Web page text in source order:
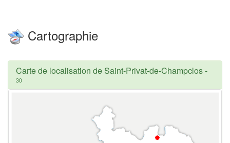
Cartographie
Carte de localisation de Saint-Privat-de-Champclos-
30